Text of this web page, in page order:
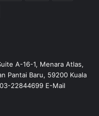
A-16-1, Menara Atlas,
Pantai Baru, 59200 Kuala
22844699 E-Mail